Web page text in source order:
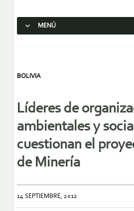
MENÚ
BOLIVIA
Líderes de
ambientales y
cuestionan el
de Minería
14 SEPTIEMBRE, 2012